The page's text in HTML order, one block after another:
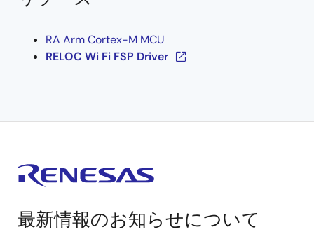
RA Arm Cortex-M MCU
RELOC Wi Fi FSP Driver
最新情報のお知らせについて